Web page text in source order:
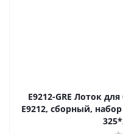
E9212-GRE Лоток
E9212, сборный,